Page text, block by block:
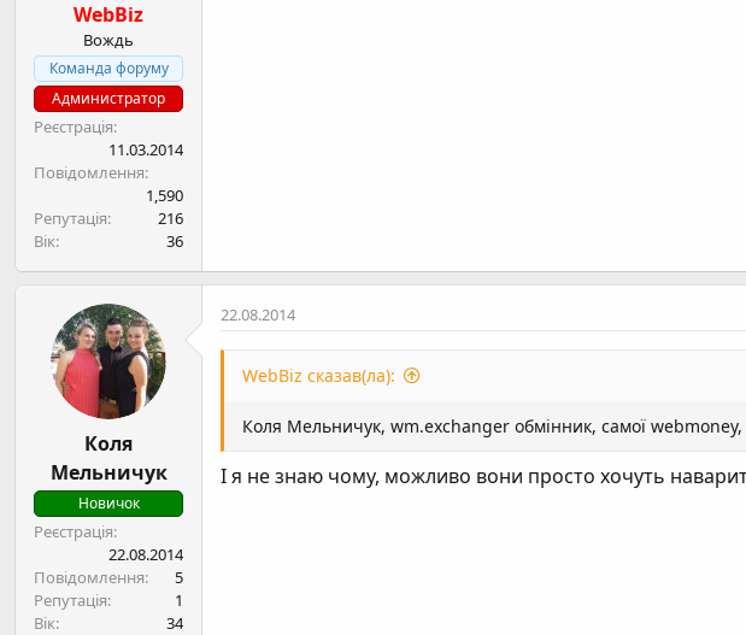
WebBiz
Вождь
Команда форуму
Администратор
Реєстрація
11.03.2014
Повідомлення
1,590
Репутація
216
Вік
36
Коля
Мельничук
Новичок
Реєстрація
22.08.2014
Повідомлення
5
Репутація
1
Вік
34
22.08.2014
WebBiz сказав(ла):
Коля Мельничук, wm.exchanger обмінник, самої
І я не знаю чому, можливо вони просто хочуть